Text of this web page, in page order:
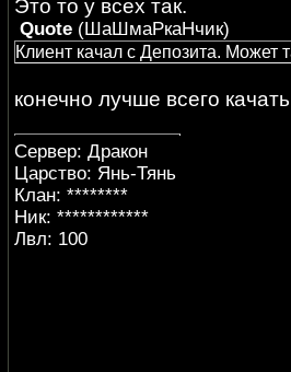
Это то у всех так.
Quote(ШаШмаРкаНчик)
Клиент качал с Депозита. Может
конечно лучше всего
Сервер: Дракон
Царство: Янь-Тянь
Клан: ********
Ник: ************
Лвл: 100